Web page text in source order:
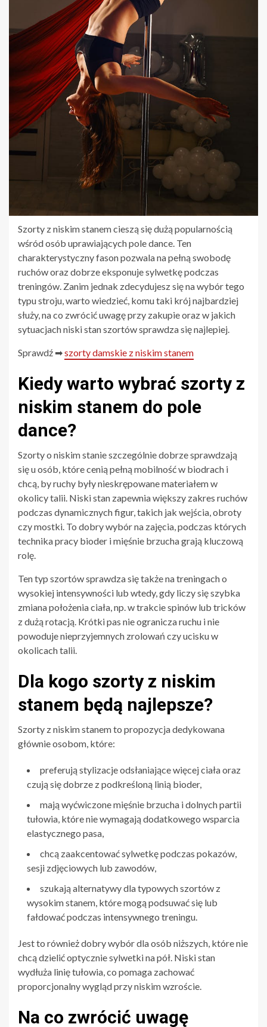
Szorty z niskim stanem cieszą się dużą popularnością
wśród osób uprawiających pole dance. Ten
charakterystyczny fason pozwala na pełną swobodę
ruchów oraz dobrze eksponuje sylwetkę podczas
treningów. Zanim jednak zdecydujesz się na wybór tego
typu stroju, warto wiedzieć, komu taki krój najbardziej
służy, na co zwrócić uwagę przy zakupie oraz w jakich
sytuacjach niski stan szortów sprawdza się najlepiej.
Sprawdź ➡szorty damskie z niskim stanem
Kiedy warto wybrać szorty z
niskim stanem do pole
dance?
Szorty o niskim stanie szczególnie dobrze sprawdzają
się u osób, które cenią pełną mobilność w biodrach i
chcą, by ruchy były nieskrępowane materiałem w
okolicy talii. Niski stan zapewnia większy zakres ruchów
podczas dynamicznych figur, takich jak wejścia, obroty
czy mostki. To dobry wybór na zajęcia, podczas których
technika pracy bioder i mięśnie brzucha grają kluczową
rolę.
Ten typ szortów sprawdza się także na treningach o
wysokiej intensywności lub wtedy, gdy liczy się szybka
zmiana położenia ciała, np. w trakcie spinów lub tricków
z dużą rotacją. Krótki pas nie ogranicza ruchu i nie
powoduje nieprzyjemnych zrolowań czy ucisku w
okolicach talii.
Dla kogo szorty z niskim
stanem będą najlepsze?
Szorty z niskim stanem to propozycja dedykowana
głównie osobom, które:
preferują stylizacje odsłaniające więcej ciała oraz
czują się dobrze z podkreśloną linią bioder,
mają wyćwiczone mięśnie brzucha i dolnych partii
tułowia, które nie wymagają dodatkowego wsparcia
elastycznego pasa,
chcą zaakcentować sylwetkę podczas pokazów,
sesji zdjęciowych lub zawodów,
szukają alternatywy dla typowych szortów z
wysokim stanem, które mogą podsuwać się lub
fałdować podczas intensywnego treningu.
Jest to również dobry wybór dla osób niższych, które nie
chcą dzielić optycznie sylwetki na pół. Niski stan
wydłuża linię tułowia, co pomaga zachować
proporcjonalny wygląd przy niskim wzroście.
Na co zwrócić uwagę